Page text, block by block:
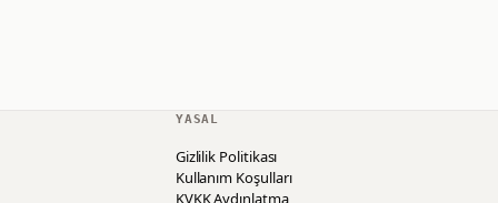
YASAL
Gizlilik Politikası
Kullanım Koşulları
KVKK Aydınlatma